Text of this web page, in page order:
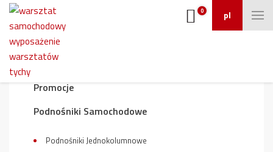
pl
0
Wyposażenie warsztatu
Promocje
Podnośniki Samochodowe
Podnośniki Jednokolumnowe